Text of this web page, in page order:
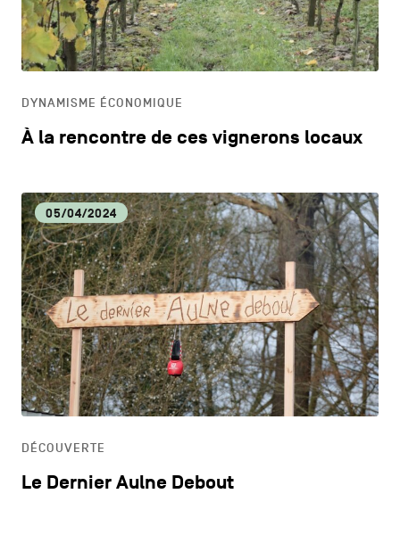
secondaire
MENTIONS LÉGALES
COOKIES POLICY
POLITIQUE VIE PRIVÉE
FR NL EN
CM
DYNAMISME ÉCONOMIQUE
ECOLOGIE
EDUCATION
HORECA
LIFESTYLE
DYNAMISME ÉCONOMIQUE
À la rencontre de ces vignerons locaux
05/04/2024
DÉCOUVERTE
Le Dernier Aulne Debout